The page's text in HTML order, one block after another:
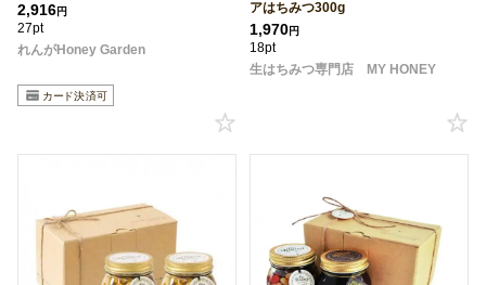
2,916円
27pt
れんがHoney Garden
アはちみつ300g
1,970円
18pt
生はちみつ専門店 MY HONEY